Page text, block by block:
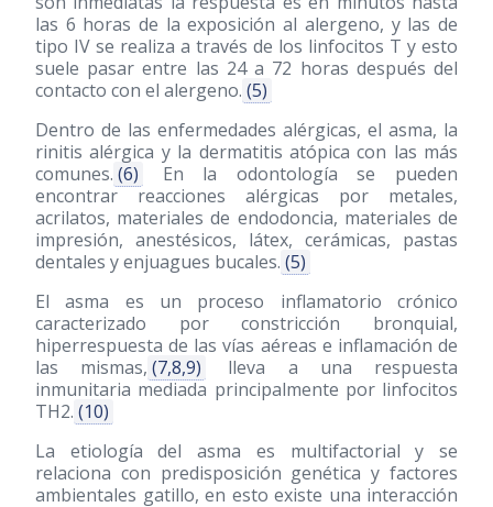
las 6 horas de la exposición al alergeno, y las de
tipo IV se realiza a través de los linfocitos T y esto
suele pasar entre las 24 a 72 horas después del
contacto con el alergeno. (5)
Dentro de las enfermedades alérgicas, el asma, la
rinitis alérgica y la dermatitis atópica con las más
comunes. (6)
En la odontología se pueden
encontrar reacciones alérgicas por metales,
acrilatos, materiales de endodoncia, materiales de
impresión, anestésicos, látex, cerámicas, pastas
dentales y enjuagues bucales. (5)
El asma es un proceso inflamatorio crónico
caracterizado por constricción bronquial,
hiperrespuesta de las vías aéreas e inflamación de
las mismas, (7,8,9)
lleva a una respuesta
inmunitaria mediada principalmente por linfocitos
TH2. (10)
La etiología del asma es multifactorial y se
relaciona con predisposición genética y factores
ambientales gatillo, en esto existe una interacción